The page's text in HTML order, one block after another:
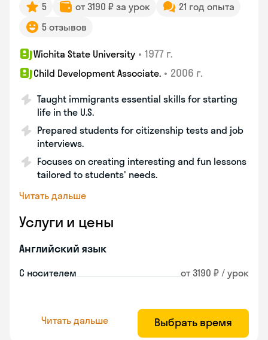
5 от 3190 ₽ за урок
21 год опыта
5 отзывов
Wichita State University • 1977 г.
Child Development Associate. • 2006 г.
Taught immigrants essential skills for starting
life in the U.S.
Prepared students for citizenship tests and job
interviews.
Focuses on creating interesting and fun lessons
tailored to students' needs.
Читать дальше
Услуги и цены
Английский язык
С носителем от 3190 ₽ / урок
Читать дальше Выбрать время